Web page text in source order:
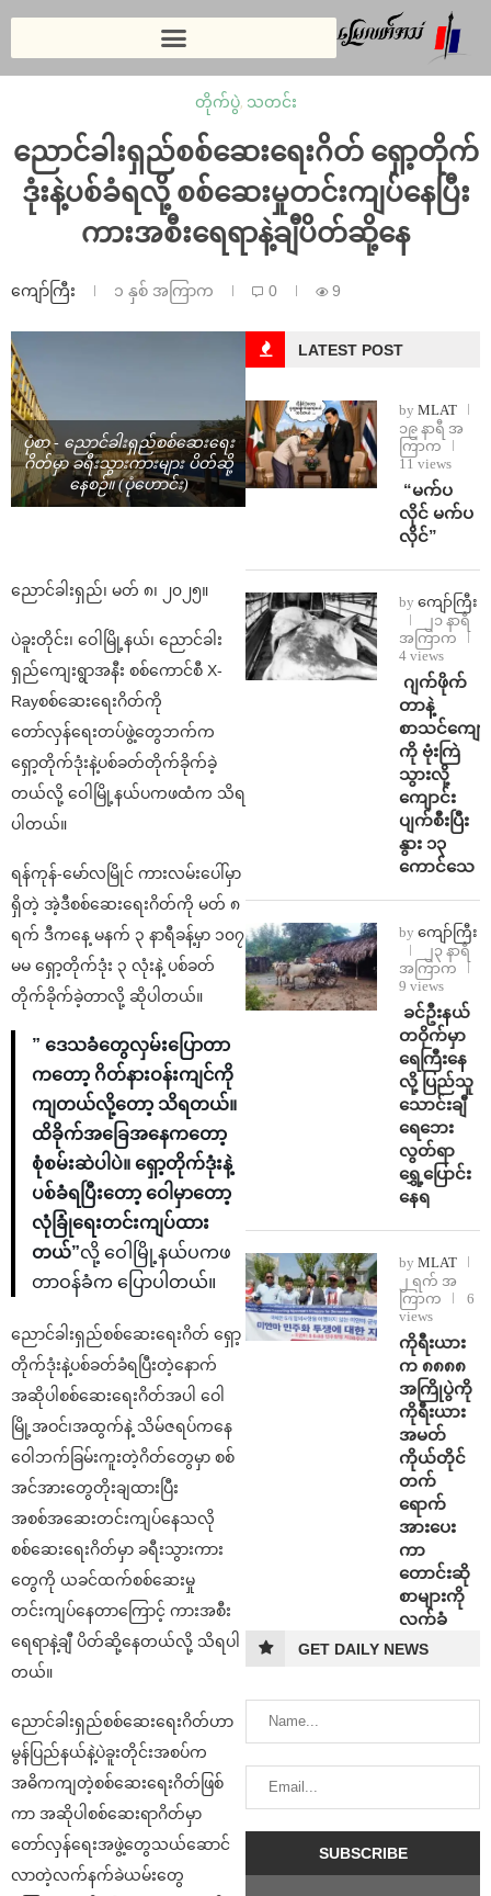
တိုက်ပွဲ, သတင်း
ညောင်ခါးရှည်စစ်ဆေးရေးဂိတ် ရှော့တိုက်
ဒုံးနဲ့ပစ်ခံရလို့ စစ်ဆေးမှုတင်းကျပ်နေပြီး
ကားအစီးရေရာနဲ့ချီပိတ်ဆို့နေ
ကျော်ကြီး ၁ နှစ် အကြာက 0 9
ပုံစာ - ညောင်ခါးရှည်စစ်ဆေးရေး
ဂိတ်မှာ ခရီးသွားကားများ ပိတ်ဆို့
နေစဉ်။ (ပုံဟောင်း)
ညောင်ခါးရှည်၊ မတ် ၈၊ ၂၀၂၅။
ပဲခူးတိုင်း၊ ဝေါမြို့နယ်၊ ညောင်ခါး
ရှည်ကျေးရွာအနီး စစ်ကောင်စီ X-
Rayစစ်ဆေးရေးဂိတ်ကို
တော်လှန်ရေးတပ်ဖွဲ့တွေဘက်က
ရှော့တိုက်ဒုံးနဲ့ပစ်ခတ်တိုက်ခိုက်ခဲ့
တယ်လို့ ဝေါမြို့နယ်ပကဖထံက သိရ
ပါတယ်။
ရန်ကုန်-မော်လမြိုင် ကားလမ်းပေါ်မှာ
ရှိတဲ့ အဲ့ဒီစစ်ဆေးရေးဂိတ်ကို မတ် ၈
ရက် ဒီကနေ့ မနက် ၃ နာရီခန့်မှာ ၁၀၇
မမ ရှော့တိုက်ဒုံး ၃ လုံးနဲ့ ပစ်ခတ်
တိုက်ခိုက်ခဲ့တာလို့ ဆိုပါတယ်။
” ဒေသခံတွေလှမ်းပြောတာ
ကတော့ ဂိတ်နားဝန်းကျင်ကို
ကျတယ်လို့တော့ သိရတယ်။
ထိခိုက်အခြေအနေကတော့
စုံစမ်းဆဲပါပဲ။ ရှော့တိုက်ဒုံးနဲ့
ပစ်ခံရပြီးတော့ ဝေါမှာတော့
လုံခြုံရေးတင်းကျပ်ထား
တယ်”လို့ ဝေါမြို့နယ်ပကဖ
တာဝန်ခံက ပြောပါတယ်။
ညောင်ခါးရှည်စစ်ဆေးရေးဂိတ် ရှော့
တိုက်ဒုံးနဲ့ပစ်ခတ်ခံရပြီးတဲ့နောက်
အဆိုပါစစ်ဆေးရေးဂိတ်အပါ ဝေါ
မြို့အဝင်၊အထွက်နဲ့ သိမ်ဇရပ်ကနေ
ဝေါဘက်ခြမ်းကူးတဲ့ဂိတ်တွေမှာ စစ်
အင်အားတွေတိုးချထားပြီး
အစစ်အဆေးတင်းကျပ်နေသလို
စစ်ဆေးရေးဂိတ်မှာ ခရီးသွားကား
တွေကို ယခင်ထက်စစ်ဆေးမှု
တင်းကျပ်နေတာကြောင့် ကားအစီး
ရေရာနဲ့ချီ ပိတ်ဆို့နေတယ်လို့ သိရပါ
တယ်။
ညောင်ခါးရှည်စစ်ဆေးရေးဂိတ်ဟာ
မွန်ပြည်နယ်နဲ့ပဲခူးတိုင်းအစပ်က
အဓိကကျတဲ့စစ်ဆေးရေးဂိတ်ဖြစ်
ကာ အဆိုပါစစ်ဆေးရာဂိတ်မှာ
တော်လှန်ရေးအဖွဲ့တွေသယ်ဆောင်
လာတဲ့လက်နက်ခဲယမ်းတွေ
LATEST POST
by MLAT
၁၉ နာရီ အ
ကြာက
11 views
⁨ ⁨“မက်ပ
လိုင် မက်ပ
လိုင်”
by ကျော်ကြီး
၂၁ နာရီ
အကြာက
4 views
⁨⁩ ⁨ဂျက်ဖိုက်
တာနဲ့
စာသင်ကျော
ကို ဗုံးကြဲ
သွားလို့
ကျောင်း
ပျက်စီးပြီး
နွား ၁၃
ကောင်သေ
by ကျော်ကြီး
၂၃ နာရီ
အကြာက
9 views
⁩ ⁨ခင်ဦးနယ်
တဝိုက်မှာ
ရေကြီးနေ
လို့ ပြည်သူ
သောင်းချီ
ရေဘေး
လွတ်ရာ
ရွှေ့ပြောင်း
နေရ
by MLAT
၂ ရက် အ
ကြာက
6
views
ကိုရီးယား
က ၈၈၈၈
အကြိုပွဲကို
ကိုရီးယား
အမတ်
ကိုယ်တိုင်
တက်
ရောက်
အားပေး
ကာ
တောင်းဆို
စာများကို
လက်ခံ
GET DAILY NEWS